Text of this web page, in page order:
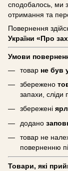
сподобалось, ми
отримання та
Повернення
України «Про
Умови
товар не був
збережено
запахи,
збережені
додано
товар не
поверненню
Товари, які